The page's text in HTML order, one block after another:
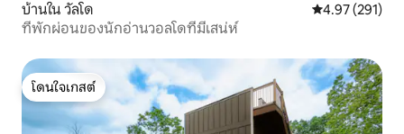
บ้านใน วัลโด คะแนนเฉลี่ย
4.97 (291)
ที่พักผ่อนของนักอ่านวอลโดที่มีเสน่ห์
โดนใจเกสต์
โดนใจเกสต์